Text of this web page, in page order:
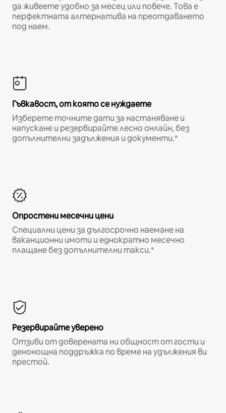
да живеете удобно за месец или повече. Това е
перфектната алтернатива на преотдаването
под наем.
Гъвкавост, от която се нуждаете
Изберете точните дати за настаняване и
напускане и резервирайте лесно онлайн, без
допълнителни задължения и документи.*
Опростени месечни цени
Специални цени за дългосрочно наемане на
ваканционни имоти и еднократно месечно
плащане без допълнителни такси.*
Резервирайте уверено
Отзиви от доверената ни общност от гости и
денонощна поддръжка по време на удължения ви
престой.